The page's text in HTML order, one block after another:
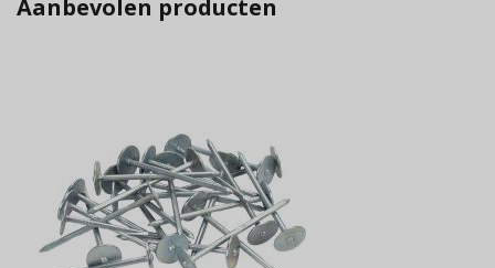
Aanbevolen producten